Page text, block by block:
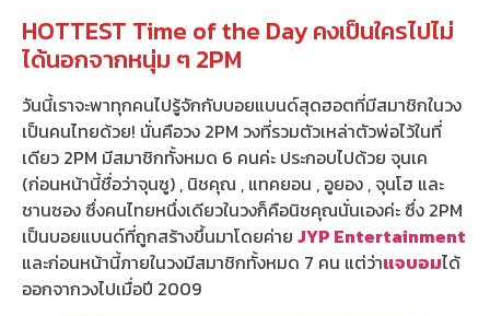
HOTTEST Time of the Day คงเป็นใครไปไม่
ได้นอกจากหนุ่ม ๆ 2PM
วันนี้เราจะพาทุกคนไปรู้จักกับบอยแบนด์สุดฮอตที่มีสมาชิกในวง
เป็นคนไทยด้วย! นั่นคือวง 2PM วงที่รวมตัวเหล่าตัวพ่อไว้ในที่
เดียว 2PM มีสมาชิกทั้งหมด 6 คนค่ะ ประกอบไปด้วย จุนเค
(ก่อนหน้านี้ชื่อว่าจุนซู) , นิชคุณ , แทคยอน , อูยอง , จุนโฮ และ
ชานซอง ซึ่งคนไทยหนึ่งเดียวในวงก็คือนิชคุณนั่นเองค่ะ ซึ่ง 2PM
เป็นบอยแบนด์ที่ถูกสร้างขึ้นมาโดยค่าย JYP Entertainment
และก่อนหน้านี้ภายในวงมีสมาชิกทั้งหมด 7 คน แต่ว่าแจบอมได้
ออกจากวงไปเมื่อปี 2009